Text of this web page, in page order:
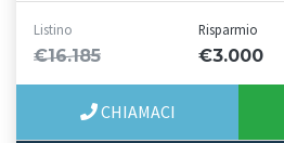
Listino
€16.185
Risparmio
€3.000
CHIAMACI